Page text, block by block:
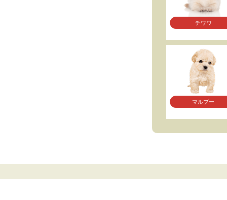
チワワ
マルプー